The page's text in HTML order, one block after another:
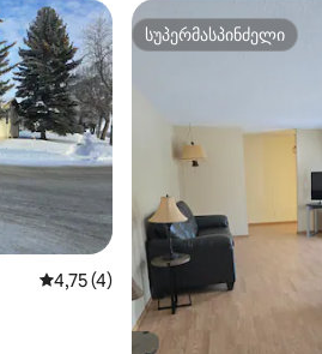
საშუალო შეფასებაა 5‑დან 4,75,
4,75 (4)
სუპერმასპინძელი
სუპერმასპინძელი